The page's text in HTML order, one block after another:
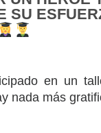
SU
en un
nada más